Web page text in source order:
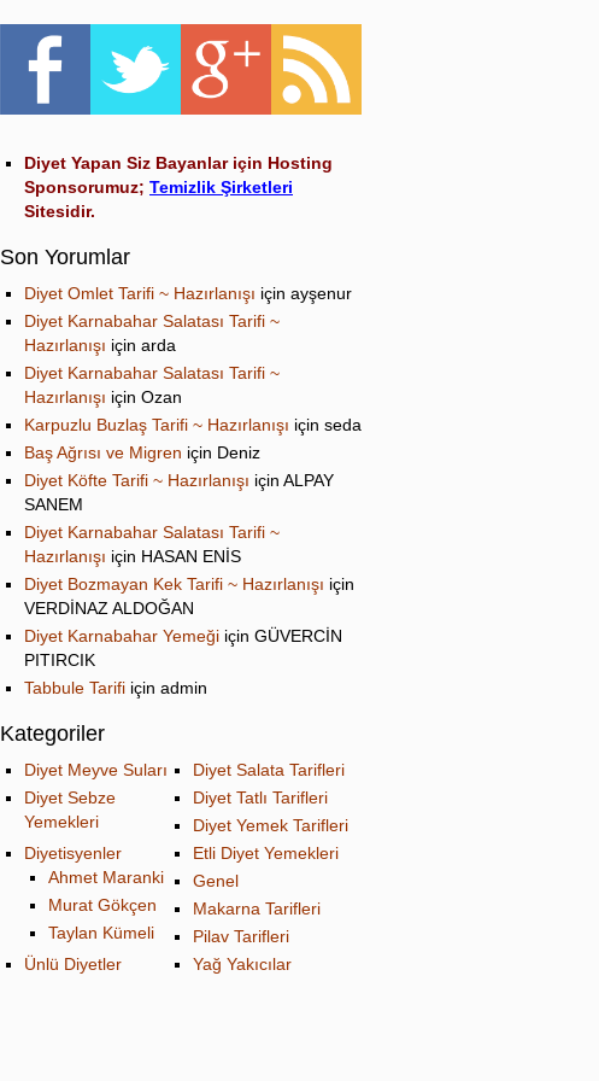
Diyet Yapan Siz Bayanlar için Hosting
Sponsorumuz; Temizlik Şirketleri
Sitesidir.
Son Yorumlar
Diyet Omlet Tarifi ~ Hazırlanışı için ayşenur
Diyet Karnabahar Salatası Tarifi ~
Hazırlanışı için arda
Diyet Karnabahar Salatası Tarifi ~
Hazırlanışı için Ozan
Karpuzlu Buzlaş Tarifi ~ Hazırlanışı için seda
Baş Ağrısı ve Migren için Deniz
Diyet Köfte Tarifi ~ Hazırlanışı için ALPAY
SANEM
Diyet Karnabahar Salatası Tarifi ~
Hazırlanışı için HASAN ENİS
Diyet Bozmayan Kek Tarifi ~ Hazırlanışı için
VERDİNAZ ALDOĞAN
Diyet Karnabahar Yemeği için GÜVERCİN
PITIRCIK
Tabbule Tarifi için admin
Kategoriler
Diyet Meyve Suları
Diyet Salata Tarifleri
Diyet Sebze
Yemekleri
Diyet Tatlı Tarifleri
Diyet Yemek Tarifleri
Diyetisyenler
Ahmet Maranki
Murat Gökçen
Taylan Kümeli
Etli Diyet Yemekleri
Genel
Makarna Tarifleri
Pilav Tarifleri
Ünlü Diyetler
Yağ Yakıcılar